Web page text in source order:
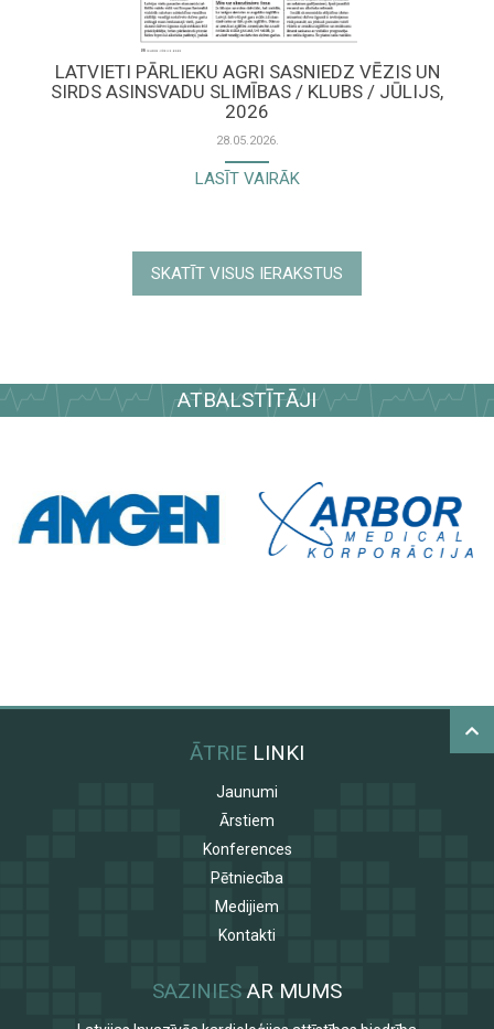
LATVIETI PĀRLIEKU AGRI SASNIEDZ VĒZIS UN
SIRDS ASINSVADU SLIMĪBAS / KLUBS / JŪLIJS,
2026
28.05.2026.
LASĪT VAIRĀK
SKATĪT VISUS IERAKSTUS
ATBALSTĪTĀJI
ĀTRIE LINKI
Jaunumi
Ārstiem
Konferences
Pētniecība
Medijiem
Kontakti
SAZINIES AR MUMS